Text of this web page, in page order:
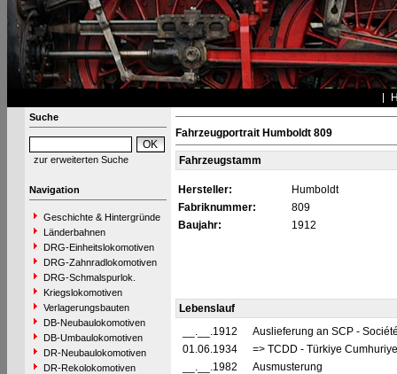
Suche
zur erweiterten Suche
Navigation
Geschichte & Hintergründe
Länderbahnen
DRG-Einheitslokomotiven
DRG-Zahnradlokomotiven
DRG-Schmalspurlok.
Kriegslokomotiven
Verlagerungsbauten
DB-Neubaulokomotiven
DB-Umbaulokomotiven
DR-Neubaulokomotiven
DR-Rekolokomotiven
Fahrzeugportrait Humboldt 809
Fahrzeugstamm
Hersteller:
Humboldt
Fabriknummer:
809
Baujahr:
1912
Lebenslauf
__.__.1912
Auslieferung an SCP -
01.06.1934
=> TCDD - Türkiye
__.__.1982
Ausmusterung